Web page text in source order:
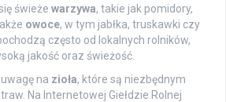
świeże warzywa, takie jak pomidory,
owoce, w tym jabłka, truskawki czy
często od lokalnych rolników,
jakość oraz świeżość.
na zioła, które są niezbędnym
Na Internetowej Giełdzie Rolnej